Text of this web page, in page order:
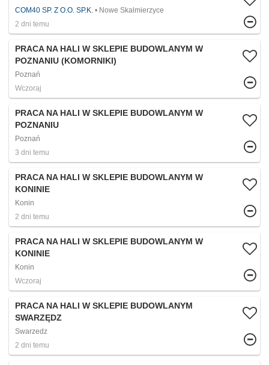
COM40 SP. Z O.O. SP.K.
Nowe Skalmierzyce
2 dni temu
PRACA NA HALI W SKLEPIE BUDOWLANYM W
POZNANIU (KOMORNIKI)​
Poznań
Wczoraj
PRACA NA HALI W SKLEPIE BUDOWLANYM W
POZNANIU
Poznań
3 dni temu
PRACA NA HALI W SKLEPIE BUDOWLANYM W
KONINIE
Konin
2 dni temu
PRACA NA HALI W SKLEPIE BUDOWLANYM W
KONINIE
Konin
Wczoraj
PRACA NA HALI W SKLEPIE BUDOWLANYM
SWARZĘDZ
Swarzedz
2 dni temu